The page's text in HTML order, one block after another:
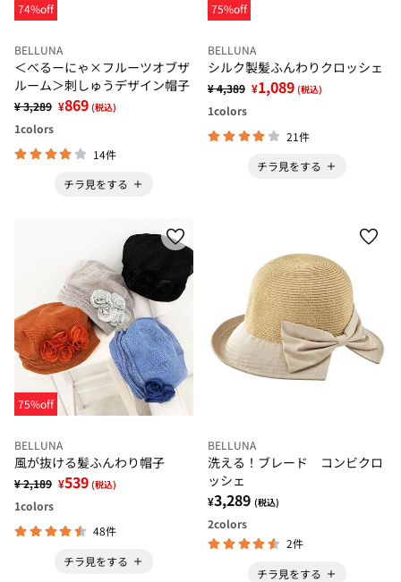
74%off
BELLUNA
＜べるーにゃ×フルーツオブザ
ルーム＞刺しゅうデザイン帽子
¥ 3,289 ¥869 (税込)
1colors
14件
チラ見をする
75%off
BELLUNA
シルク製髪ふんわりクロッシェ
¥ 4,389 ¥1,089 (税込)
1colors
21件
チラ見をする
75%off
BELLUNA
風が抜ける髪ふんわり帽子
¥ 2,189 ¥539 (税込)
1colors
48件
チラ見をする
BELLUNA
洗える！ブレード コンビクロ
ッシェ
¥3,289 (税込)
2colors
2件
チラ見をする